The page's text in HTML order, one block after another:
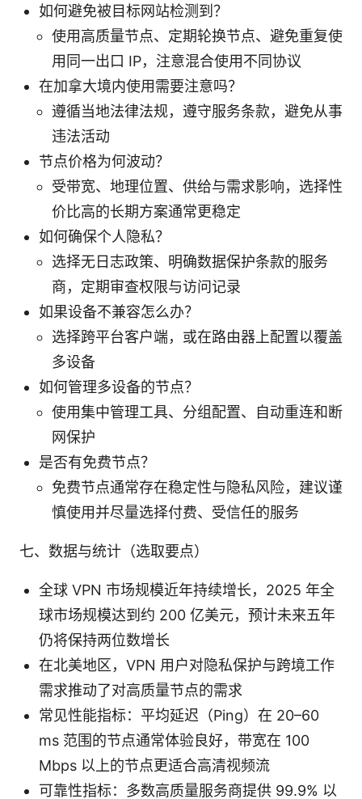
如何避免被目标网站检测到？
使用高质量节点、定期轮换节点、避免重复使
用同一出口 IP，注意混合使用不同协议
在加拿大境内使用需要注意吗？
遵循当地法律法规，遵守服务条款，避免从事
违法活动
节点价格为何波动？
受带宽、地理位置、供给与需求影响，选择性
价比高的长期方案通常更稳定
如何确保个人隐私？
选择无日志政策、明确数据保护条款的服务
商，定期审查权限与访问记录
如果设备不兼容怎么办？
选择跨平台客户端，或在路由器上配置以覆盖
多设备
如何管理多设备的节点？
使用集中管理工具、分组配置、自动重连和断
网保护
是否有免费节点？
免费节点通常存在稳定性与隐私风险，建议谨
慎使用并尽量选择付费、受信任的服务
七、数据与统计（选取要点）
全球 VPN 市场规模近年持续增长，2025 年全
球市场规模达到约 200 亿美元，预计未来五年
仍将保持两位数增长
在北美地区，VPN 用户对隐私保护与跨境工作
需求推动了对高质量节点的需求
常见性能指标：平均延迟（Ping）在 20–60
ms 范围的节点通常体验良好，带宽在 100
Mbps 以上的节点更适合高清视频流
可靠性指标：多数高质量服务商提供 99.9% 以